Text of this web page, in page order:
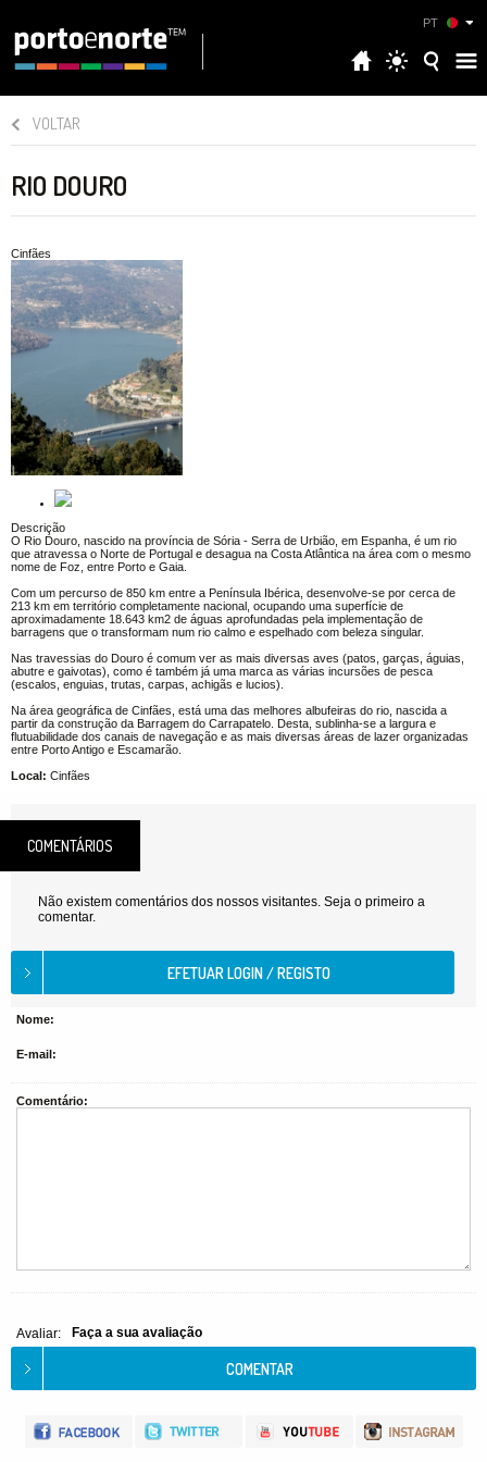
PT
VOLTAR
RIO DOURO
Cinfães
Descrição
O Rio Douro, nascido na província de Sória - Serra de Urbião, em Espanha, é um rio
que atravessa o Norte de Portugal e desagua na Costa Atlântica na área com o mesmo
nome de Foz, entre Porto e Gaia.
Com um percurso de 850 km entre a Península Ibérica, desenvolve-se por cerca de
213 km em território completamente nacional, ocupando uma superfície de
aproximadamente 18.643 km2 de águas aprofundadas pela implementação de
barragens que o transformam num rio calmo e espelhado com beleza singular.
Nas travessias do Douro é comum ver as mais diversas aves (patos, garças, águias,
abutre e gaivotas), como é também já uma marca as várias incursões de pesca
(escalos, enguias, trutas, carpas, achigãs e lucios).
Na área geográfica de Cinfães, está uma das melhores albufeiras do rio, nascida a
partir da construção da Barragem do Carrapatelo. Desta, sublinha-se a largura e
flutuabilidade dos canais de navegação e as mais diversas áreas de lazer organizadas
entre Porto Antigo e Escamarão.
Local: Cinfães
COMENTÁRIOS
Não existem comentários dos nossos visitantes. Seja o primeiro a
comentar.
Nome:
E-mail:
Comentário:
Avaliar: Faça a sua avaliação